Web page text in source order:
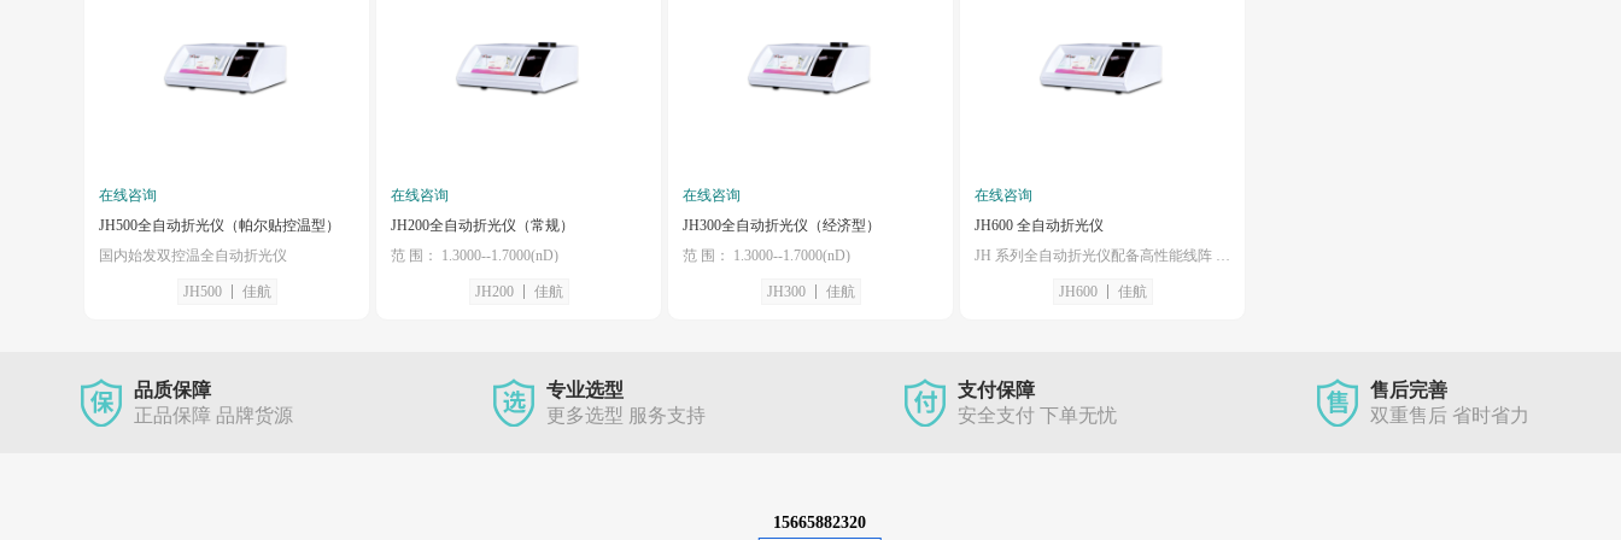
在线咨询
JH500全自动折光仪（帕尔贴控温型）
国内始发双控温全自动折光仪
JH500 佳航
在线咨询
JH200全自动折光仪（常规）
范 围： 1.3000--1.7000(nD)
JH200 佳航
在线咨询
JH300全自动折光仪（经济型）
范 围： 1.3000--1.7000(nD)
JH300 佳航
在线咨询
JH600 全自动折光仪
JH 系列全自动折光仪配备高性能线阵 CCD 感光部件，通过高速、高精度的信号采集和分析处理技术，配有半导体帕尔贴很温度控制系统。
JH600 佳航
品质保障
正品保障 品牌货源
专业选型
更多选型 服务支持
支付保障
安全支付 下单无忧
售后完善
双重售后 省时省力
15665882320